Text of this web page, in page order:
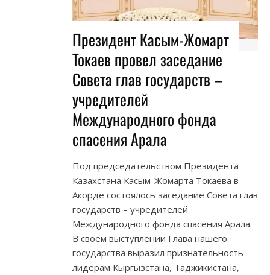
Президент Касым-Жомарт
Токаев провел заседание
Совета глав государств –
учредителей
Международного фонда
спасения Арала
Под председательством Президента
Казахстана Касым-Жомарта Токаева в
Акорде состоялось заседание Совета глав
государств – учредителей
Международного фонда спасения Арала.
В своем выступлении Глава нашего
государства выразил признательность
лидерам Кыргызстана, Таджикистана,